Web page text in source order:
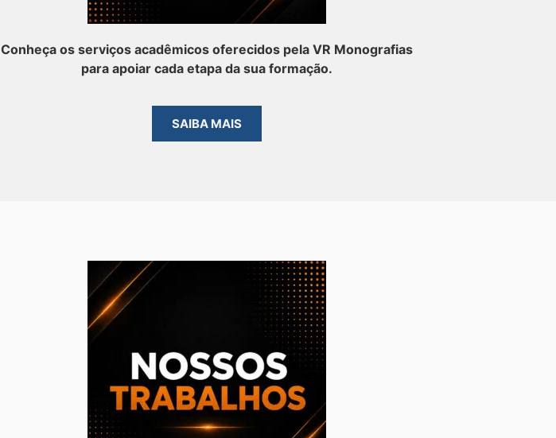
Conheça os serviços acadêmicos oferecidos pela VR Monografias
para apoiar cada etapa da sua formação.
SAIBA MAIS